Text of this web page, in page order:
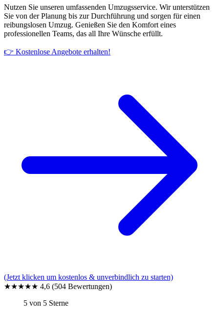
Nutzen Sie unseren umfassenden Umzugsservice. Wir unterstützen
Sie von der Planung bis zur Durchführung und sorgen für einen
reibungslosen Umzug. Genießen Sie den Komfort eines
professionellen Teams, das all Ihre Wünsche erfüllt.
👉 Kostenlose Angebote erhalten!
(Jetzt klicken um kostenlos & unverbindlich zu starten)
★★★★★ 4,6 (504 Bewertungen)
5 von 5 Sterne